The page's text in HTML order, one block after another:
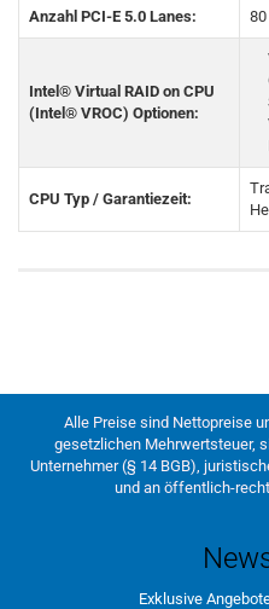
Anzahl PCI-E 5.0 Lanes: 80
Intel® Virtual RAID on CPU
(Intel® VROC) Optionen:
CPU Typ / Garantiezeit:
Alle Preise sind Nettopreise
gesetzlichen Mehrwertsteuer,
Unternehmer (§ 14 BGB),
und an öffentlich-
Exklusive